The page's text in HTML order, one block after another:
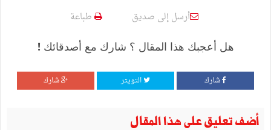
أرسل إلى صديق طباعة
هل أعجبك هذا المقال ؟ شارك مع أصدقائك !
شارك التويتر شارك
أضف تعليق على هذا المقال